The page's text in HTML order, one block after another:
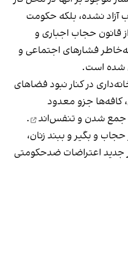
آزاد نشده، بلکه حکومت
قانون حجاب اجباری و
فشارهای اجتماعی و
شده است.
در کنار نبود فضاهای
کافه‌ها جزو معدود
جمع شدن و تنفس‌اند
.
و بگیر و ببند زنان،
اعتراضات ضدحکومتی